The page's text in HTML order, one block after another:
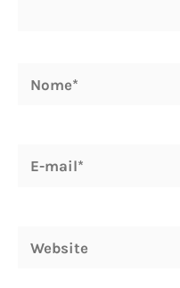
Website